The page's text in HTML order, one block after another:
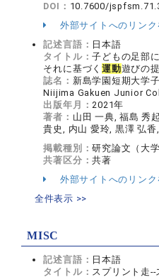
DOI： 10.7600/
外部サイトへのリンク
記述言語： 日本語
タイトル：子どもの足部
それに基づく運動遊びの
誌名： 新島学園短期大学
Niijima Gakuen Junior
出版年月：2021年
著者： 山田 一典, 福島 秀
貴史, 内山 愛玲, 黒澤 弘香
掲載種別：研究論文（大
共著区分：共著
外部サイトへのリンク
全件表示 >>
MISC
記述言語： 日本語
タイトル： スプリント走